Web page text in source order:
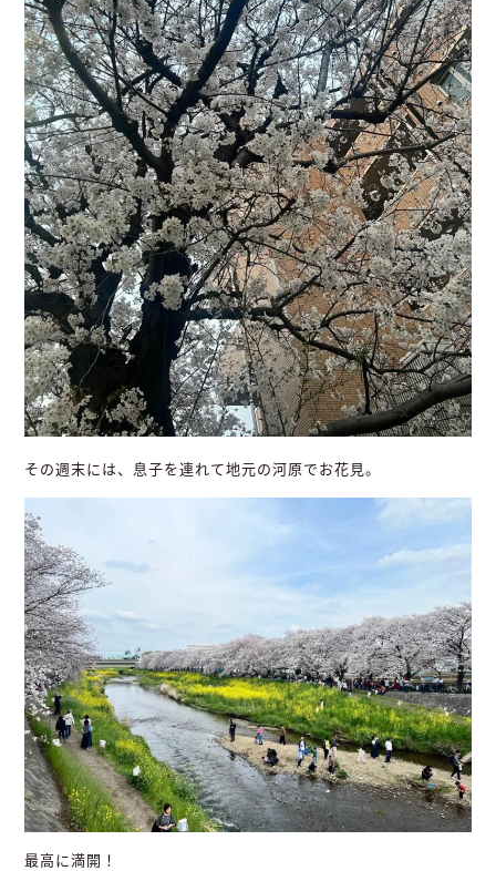
その週末には、息子を連れて地元の河原でお花見。
最高に満開！